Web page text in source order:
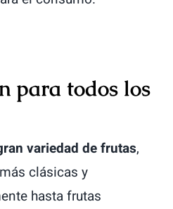
para todos los
variedad de frutas,
clásicas y
hasta frutas